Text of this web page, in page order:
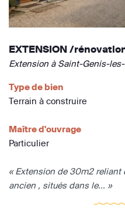
EXTENSION /
Extension à Saint-Genis-
Type de bien
Terrain à construire
Maître d'ouvrage
Particulier
« Extension de 30m2
ancien , situés dans le... »